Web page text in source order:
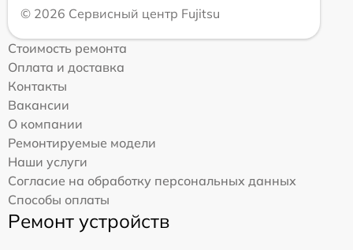
© 2026 Сервисный центр Fujitsu
Стоимость ремонта
Оплата и доставка
Контакты
Вакансии
О компании
Ремонтируемые модели
Наши услуги
Согласие на обработку персональных данных
Способы оплаты
Ремонт устройств